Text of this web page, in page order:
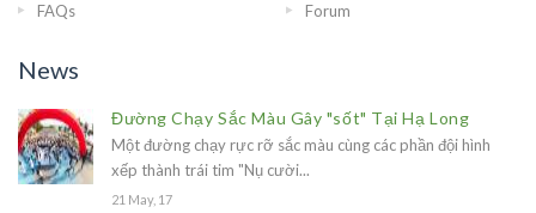
FAQs Forum
News
Đường Chạy Sắc Màu Gây "sốt" Tại Hạ Long
Một đường chạy rực rỡ sắc màu cùng các phần đội hình
xếp thành trái tim "Nụ cười...
21 May, 17